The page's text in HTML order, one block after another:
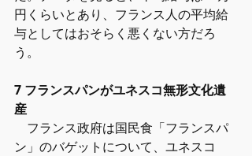
円くらいとあり、フランス人の平均給
与としてはおそらく悪くない方だろ
う。
7 フランスパンがユネスコ無形文化遺
産
フランス政府は国民食「フランスパ
ン」のバゲットについて、ユネスコ